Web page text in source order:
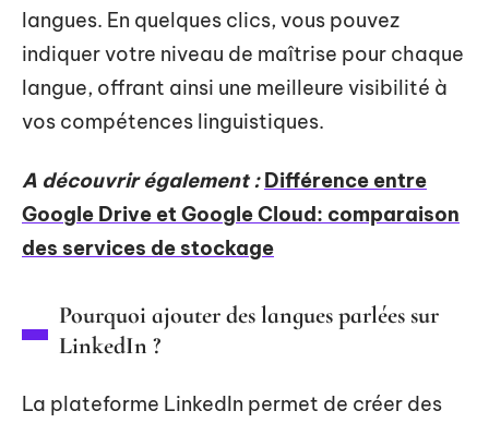
langues. En quelques clics, vous pouvez
indiquer votre niveau de maîtrise pour chaque
langue, offrant ainsi une meilleure visibilité à
vos compétences linguistiques.
A découvrir également : Différence entre
Google Drive et Google Cloud: comparaison
des services de stockage
Pourquoi ajouter des langues parlées sur
LinkedIn ?
La plateforme LinkedIn permet de créer des